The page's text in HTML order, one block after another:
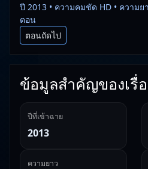
ปี 2013 • ความคมชัด HD • ความย
ตอน
ตอนถัดไป
ข้อมูลสำคัญของเรื่
ปีที่เข้าฉาย
2013
ความยาว